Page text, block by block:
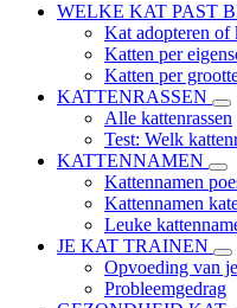
WELKE KAT PAST
Kat adopteren of
Katten per
Katten per
KATTENRASSEN
Alle kattenrassen
Test: Welk
KATTENNAMEN
Kattennamen
Kattennamen
Leuke
JE KAT TRAINEN
Opvoeding van
Probleemgedrag